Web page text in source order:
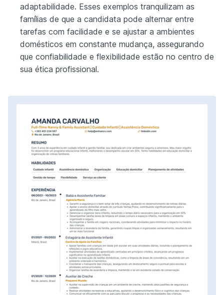
adaptabilidade. Esses exemplos tranquilizam as
famílias de que a candidata pode alternar entre
tarefas com facilidade e se ajustar a ambientes
domésticos em constante mudança, assegurando
que confiabilidade e flexibilidade estão no centro de
sua ética profissional.